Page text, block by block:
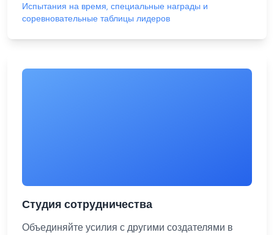
Испытания на время, специальные награды и
соревновательные таблицы лидеров
Студия сотрудничества
Объединяйте усилия с другими создателями в